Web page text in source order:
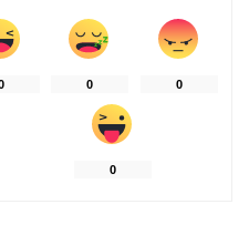
0 0
0